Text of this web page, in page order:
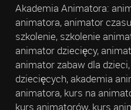
Akademia Animatora:
animatora, animator
szkolenie, szkolenie
animator dziecięcy,
animator zabaw dla
dziecięcych, akademia
animatora, kurs na
kurs animatorów, kurs